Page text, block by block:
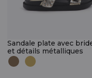
Sandale plate avec
et détails métalliques